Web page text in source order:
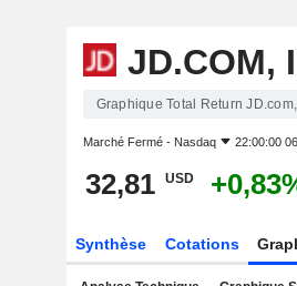
JD.COM,
Graphique Total Return
Marché Fermé - Nasdaq 22:00:00
32,81 USD
Synthèse Cotations